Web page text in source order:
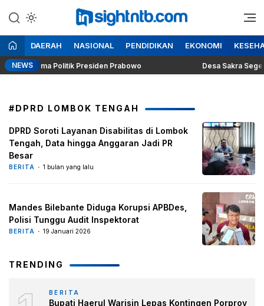
ke
konten
Insight NTB
Berita Seputar NTB
DAERAH NASIONAL PENDIDIKAN EKONOMI
NEWS
Dilema Politik Presiden Prabowo Desa Sakra Segera
#DPRD LOMBOK TENGAH
DPRD Soroti Layanan Disabilitas di Lombok
Tengah, Data hingga Anggaran Jadi PR
Besar
BERITA 1 bulan yang lalu
Mandes Bilebante Diduga Korupsi APBDes,
Polisi Tunggu Audit Inspektorat
BERITA 19 Januari 2026
TRENDING
BERITA
Bupati Haerul Warisin Lepas Kontingen Porprov